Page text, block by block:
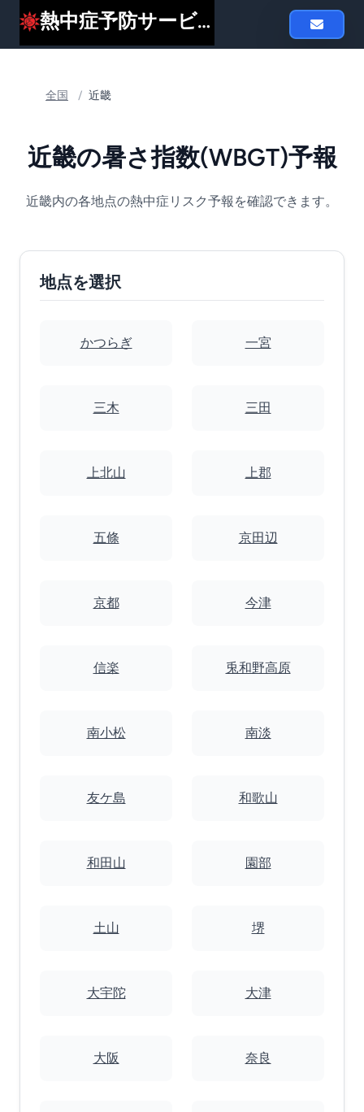
熱中症予防サービスheat119
全国 / 近畿
近畿の暑さ指数(WBGT)予報
近畿内の各地点の熱中症リスク予報を確認できます。
地点を選択
かつらぎ 一宮
三木 三田
上北山 上郡
五條 京田辺
京都 今津
信楽 兎和野高原
南小松 南淡
友ケ島 和歌山
和田山 園部
土山 堺
大宇陀 大津
大阪 奈良